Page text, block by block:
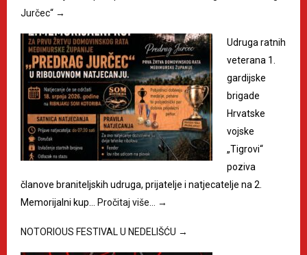
Jurčec“ →
Udruga ratnih
veterana 1.
gardijske
brigade
Hrvatske
vojske
„Tigrovi“
poziva
članove braniteljskih udruga, prijatelje i natjecatelje na 2.
Memorijalni kup… Pročitaj više… →
NOTORIOUS FESTIVAL U NEDELIŠĆU →